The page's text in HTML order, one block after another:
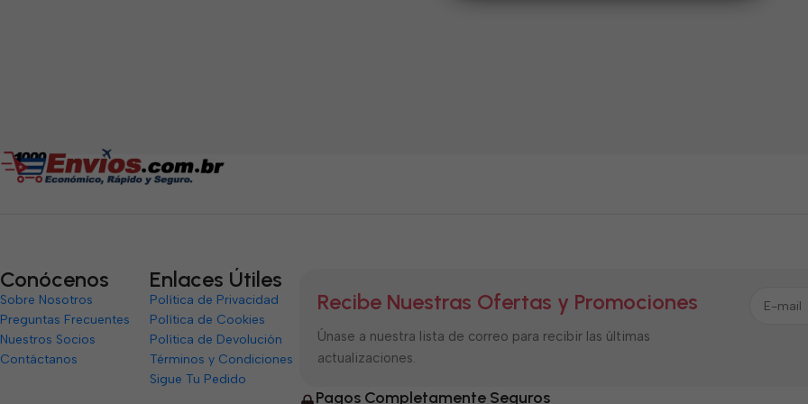
Conócenos
Sobre Nosotros
Preguntas Frecuentes
Nuestros Socios
Contáctanos
Enlaces Útiles
Política de Privacidad
Política de Cookies
Política de Devolución
Términos y Condiciones
Sigue Tu Pedido
Recibe Nuestras Ofertas y Promociones
Únase a nuestra lista de correo para recibir las últimas
actualizaciones.
Pagos Completamente Seguros